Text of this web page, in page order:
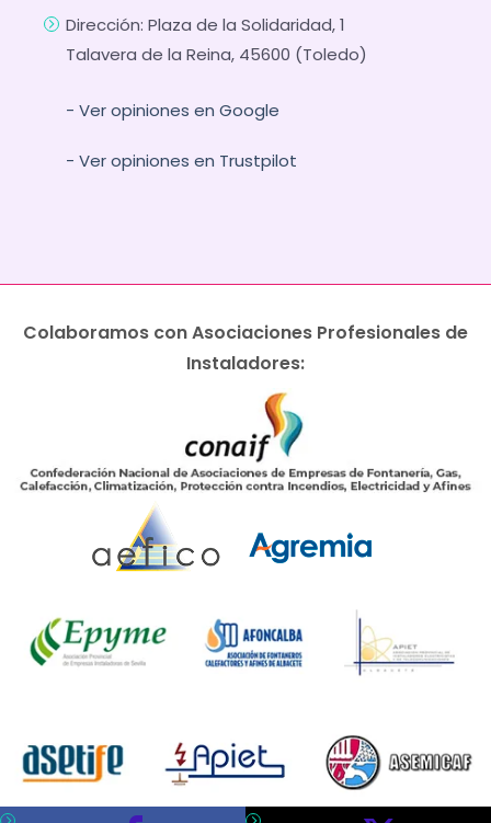
Dirección: Plaza de la Solidaridad, 1
Talavera de la Reina, 45600 (Toledo)
- Ver opiniones en Google
- Ver opiniones en Trustpilot
Colaboramos con Asociaciones Profesionales de
Instaladores: